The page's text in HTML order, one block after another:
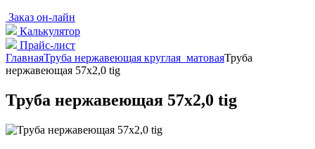
Заказ он-лайн
Калькулятор
Прайс-лист
ГлавнаяТруба нержавеющая круглая матоваяТруба
нержавеющая 57х2,0 tig
Труба нержавеющая 57х2,0 tig